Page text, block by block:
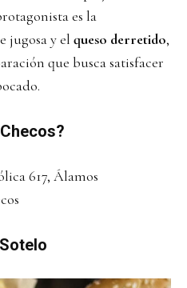
es la
jugosa y el queso derretido,
que busca satisfacer
617, Álamos